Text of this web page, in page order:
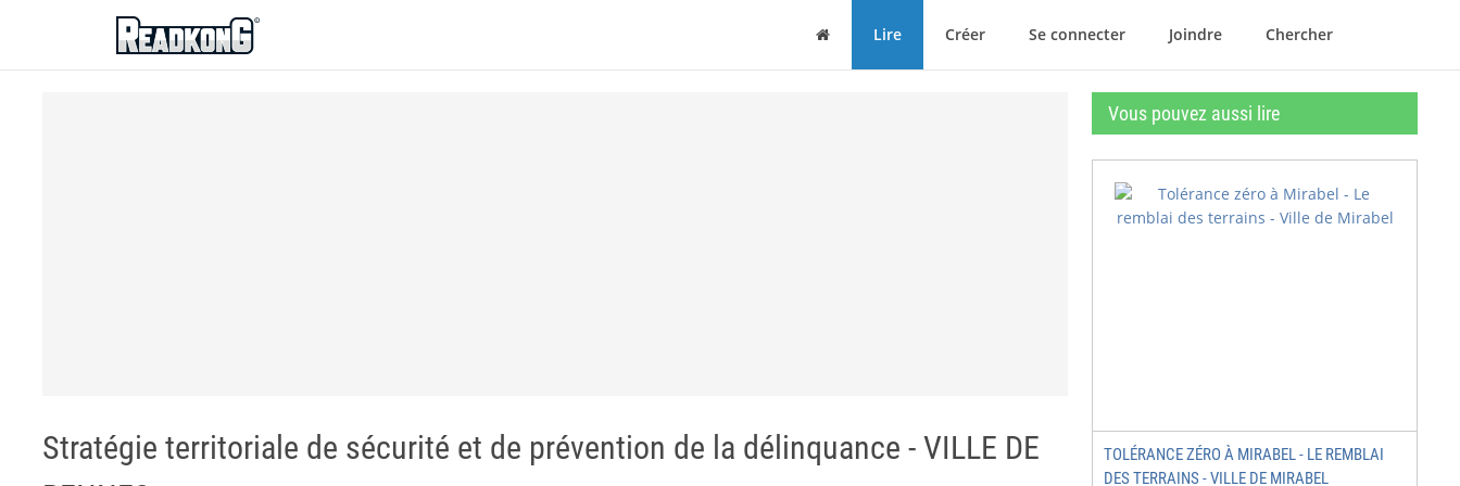
ReadkonG
MaisonLire Créer Se connecter Joindre Chercher
Stratégie territoriale de sécurité et de prévention de la délinquance - VILLE DE
Vous pouvez aussi lire
TOLÉRANCE ZÉRO À MIRABEL - LE REMBLAI
DES TERRAINS - VILLE DE MIRABEL